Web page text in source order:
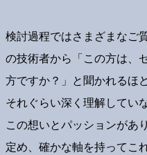
検討過程ではさまざまなご
の技術者から「この方は、
方ですか？」と聞かれるほ
それぐらい深く理解してい
この想いとパッションがあ
定め、確かな軸を持ってこ